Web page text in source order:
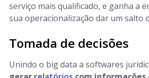
serviço mais qualificado, e ganha a
sua operacionalização dar um salto
Tomada de decisões
Unindo o big data a softwares